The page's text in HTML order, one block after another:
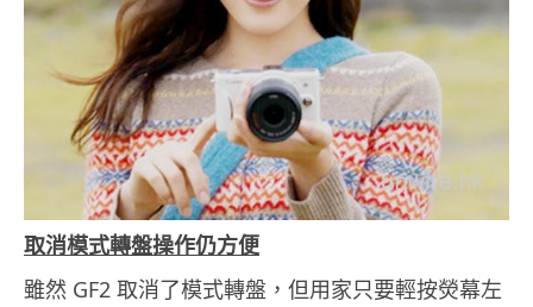
取消模式轉盤操作仍方便
雖然 GF2 取消了模式轉盤，但用家只要輕按熒幕左